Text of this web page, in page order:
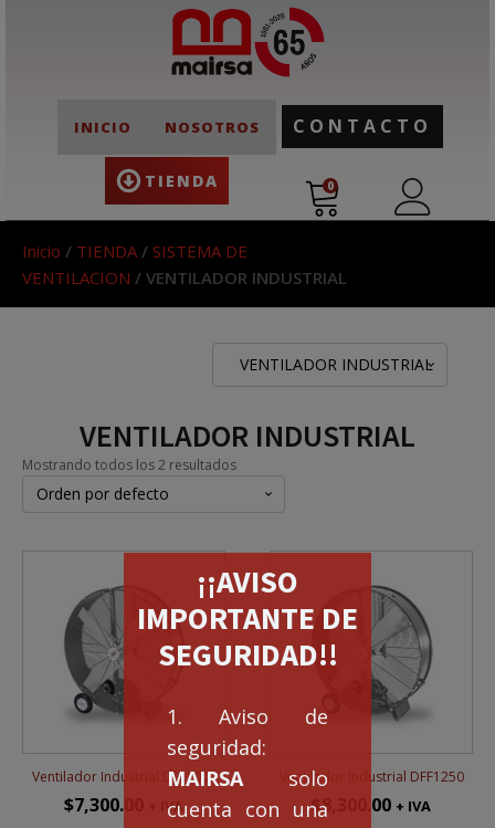
INICIO NOSOTROS
TIENDA
CONTACTO
0
¡¡AVISO
IMPORTANTE DE
SEGURIDAD!!
1. Aviso de
seguridad:
MAIRSAsolo
cuenta con una
Inicio / TIENDA / SISTEMA DE
VENTILACION / VENTILADOR INDUSTRIAL
VENTILADOR INDUSTRIAL
VENTILADOR INDUSTRIAL
Mostrando todos los 2 resultados
Ventilador Industrial DFF1000
$7,300.00 + IVA
Ventilador Industrial DFF1250
$8,300.00 + IVA